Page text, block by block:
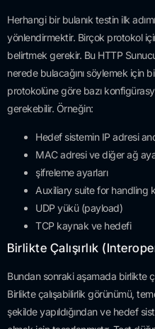
Herhangi bir bulanık testin ilk
yönlendirmektir. Birçok protokol
belirtmek gerekir. Bu HTTP
nerede bulacağını söylemek için
protokolüne göre bazı
gerekebilir. Örneğin:
Hedef sistemin IP adresi
MAC adresi ve diğer ağ
şifreleme ayarları
Auxiliary suite for handling
UDP yükü (payload)
TCP kaynak ve hedefi
Birlikte Çalışırlık
Bundan sonraki aşamada birlikte
Birlikte çalışabilirlik görünümü,
şekilde yapıldığından ve hedef